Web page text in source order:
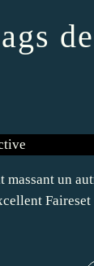
massant un